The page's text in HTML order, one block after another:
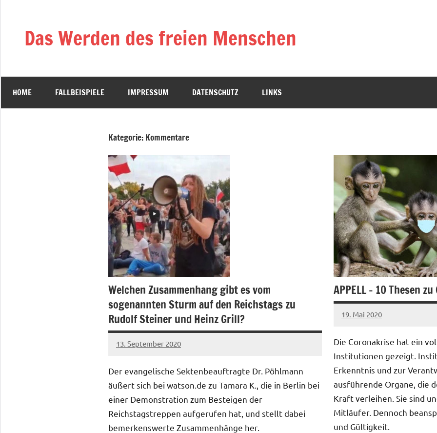
springenDas Werden des freien Menschen
HOME FALLBEISPIELE IMPRESSUM DATENSCHUTZ LINKS
Kategorie: Kommentare
Welchen Zusammenhang gibt es vom
sogenannten Sturm auf den Reichstags zu
Rudolf Steiner und Heinz Grill?
13. September 2020
admin
3
Der evangelische Sektenbeauftragte Dr. Pöhlmann
äußert sich bei watson.de zu Tamara K., die in Berlin bei
einer Demonstration zum Besteigen der
Reichstagstreppen aufgerufen hat, und stellt dabei
bemerkenswerte Zusammenhänge her.
APPELL – 10 Thesen
19. Mai 2020
stephan
Ein
Die Coronakrise hat ein
Institutionen gezeigt.
Erkenntnis und zur
ausführende Organe, die
Kraft verleihen. Sie sind
Mitläufer. Dennoch
und Gültigkeit.